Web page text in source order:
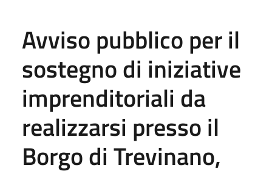
Avviso pubblico per il
sostegno di iniziative
imprenditoriali da
realizzarsi presso il
Borgo di Trevinano,